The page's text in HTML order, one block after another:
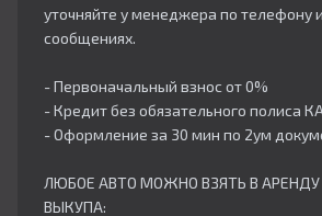
уточняйте у менеджера по телефону
сообщениях.
- Первоначальный взнос от 0%
- Кредит без обязательного полиса
- Оформление за 30 мин по 2ум
ЛЮБОЕ АВТО МОЖНО ВЗЯТЬ В
ВЫКУПА: